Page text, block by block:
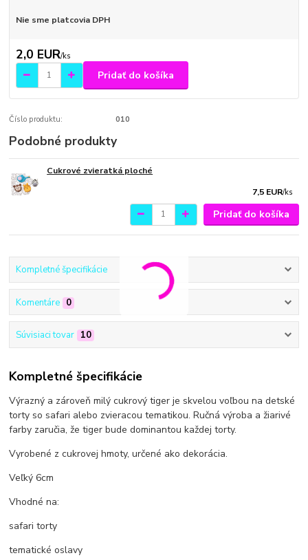
Nie sme platcovia DPH
2,0 EUR/ks
Pridať do košíka
Číslo produktu: 010
Podobné produkty
Cukrové zvieratká ploché
7,5 EUR/ks
Pridať do košíka
Kompletné špecifikácie
Komentáre 0
Súvisiaci tovar 10
Kompletné špecifikácie
Výrazný a zároveň milý cukrový tiger je skvelou voľbou na detské
torty so safari alebo zvieracou tematikou. Ručná výroba a žiarivé
farby zaručia, že tiger bude dominantou každej torty.
Vyrobené z cukrovej hmoty, určené ako dekorácia.
Veľký 6cm
Vhodné na:
safari torty
tematické oslavy